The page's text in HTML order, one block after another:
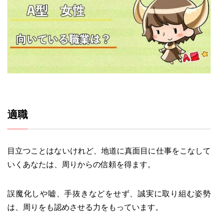
適職
目立つことはないけれど、地道に真面目に仕事をこなして
いくあなたは、周りからの信頼を得ます。
誤魔化しや嘘、手抜きなどをせず、誠実に取り組む姿勢
は、周りをも認めさせる力をもっています。